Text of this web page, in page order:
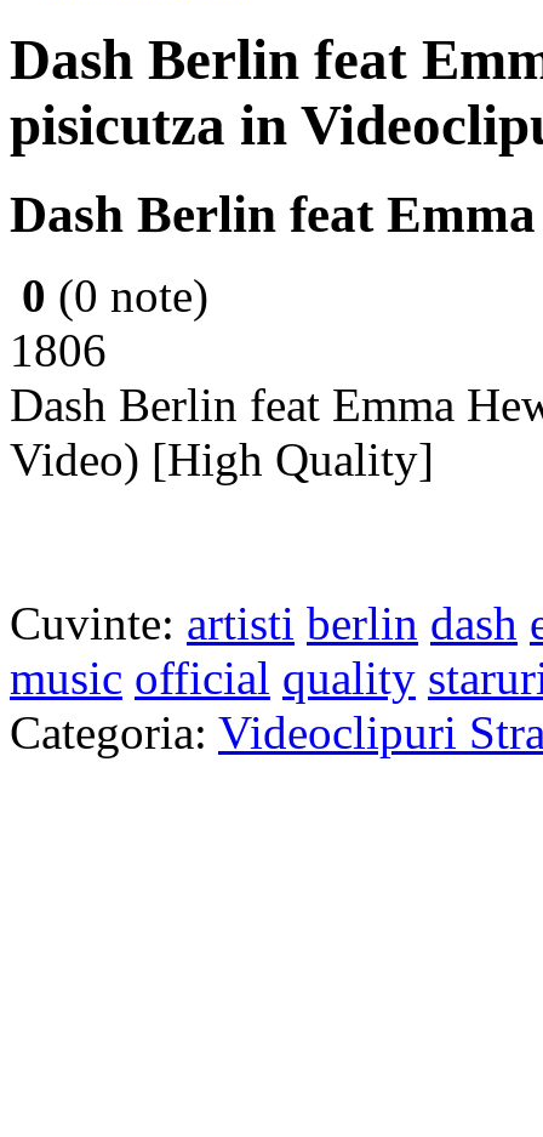
Dash Berlin feat
pisicutza in
Dash Berlin feat
0 (0 note)
1806
Dash Berlin feat Emma
Video) [High Quality]
Cuvinte: artisti berlin dash
music official quality
Categoria: Videoclipuri